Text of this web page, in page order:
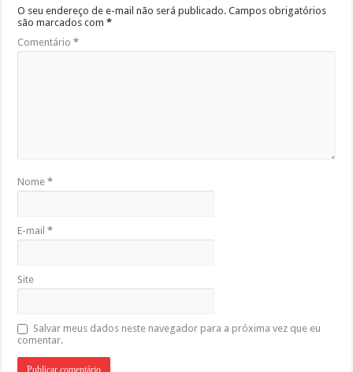
O seu endereço de e-mail não será publicado. Campos obrigatórios
são marcados com*
Comentário*
Nome*
E-mail*
Site
Salvar meus dados neste navegador para a próxima vez que eu
comentar.